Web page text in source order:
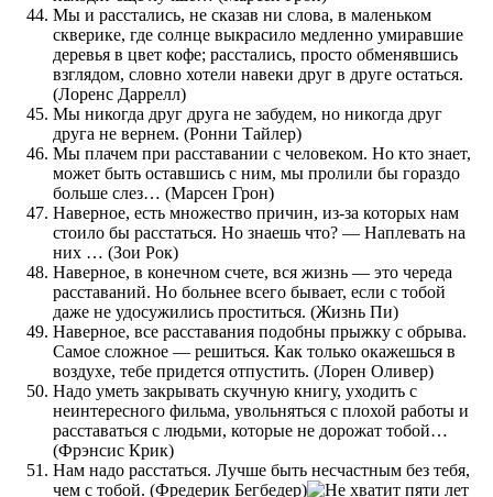
Мы и расстались, не сказав ни слова, в маленьком
скверике, где солнце выкрасило медленно умиравшие
деревья в цвет кофе; расстались, просто обменявшись
взглядом, словно хотели навеки друг в друге остаться.
(Лоренс Даррелл)
Мы никогда друг друга не забудем, но никогда друг
друга не вернем. (Ронни Тайлер)
Мы плачем при расставании с человеком. Но кто знает,
может быть оставшись с ним, мы пролили бы гораздо
больше слез… (Марсен Грон)
Наверное, есть множество причин, из-за которых нам
стоило бы расстаться. Но знаешь что? — Наплевать на
них … (Зои Рок)
Наверное, в конечном счете, вся жизнь — это череда
расставаний. Но больнее всего бывает, если с тобой
даже не удосужились проститься. (Жизнь Пи)
Наверное, все расставания подобны прыжку с обрыва.
Самое сложное — решиться. Как только окажешься в
воздухе, тебе придется отпустить. (Лорен Оливер)
Надо уметь закрывать скучную книгу, уходить с
неинтересного фильма, увольняться с плохой работы и
расставаться с людьми, которые не дорожат тобой…
(Фрэнсис Крик)
Нам надо расстаться. Лучше быть несчастным без тебя,
чем с тобой. (Фредерик Бегбедер)